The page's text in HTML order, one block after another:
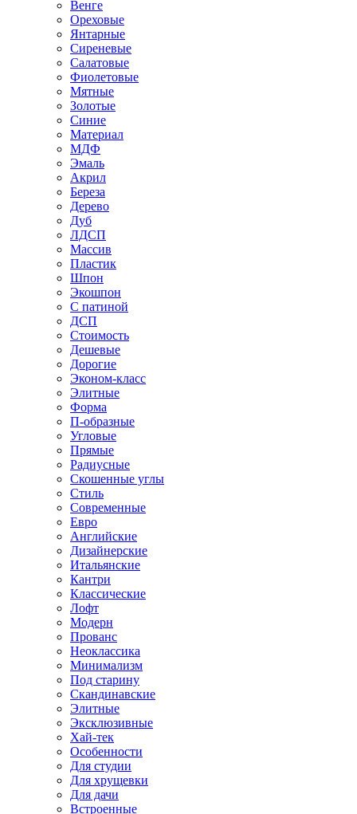
Венге
Ореховые
Янтарные
Сиреневые
Салатовые
Фиолетовые
Мятные
Золотые
Синие
Материал
МДФ
Эмаль
Акрил
Береза
Дерево
Дуб
ЛДСП
Массив
Пластик
Шпон
Экошпон
С патиной
ДСП
Стоимость
Дешевые
Дорогие
Эконом-класс
Элитные
Форма
П-образные
Угловые
Прямые
Радиусные
Скошенные углы
Стиль
Современные
Евро
Английские
Дизайнерские
Итальянские
Кантри
Классические
Лофт
Модерн
Прованс
Неоклассика
Минимализм
Под старину
Скандинавские
Элитные
Эксклюзивные
Хай-тек
Особенности
Для студии
Для хрущевки
Для дачи
Встроенные